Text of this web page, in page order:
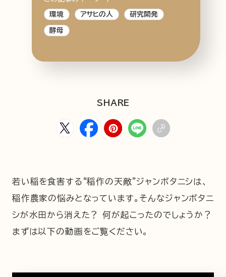
特別なおやつ時間 エノテカ ノンアル
スマホ写真
公式Xアカウント
環境 アサヒの人 研究開発
酵母
SHARE
若い稲を食害する“稲作の天敵”ジャンボタニシは、
稲作農家の悩みとなっています。そんなジャンボタニ
シが水田から消えた？ 何が起こったのでしょうか？
まずは以下の動画をご覧ください。